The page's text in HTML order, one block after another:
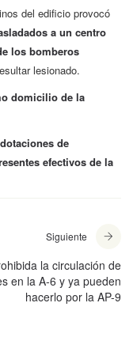
del edificio provocó
a un centro
los bomberos
lesionado.
domicilio de la
de
efectivos de la
Siguiente
la circulación de
en la A-6 y ya pueden
hacerlo por la AP-9